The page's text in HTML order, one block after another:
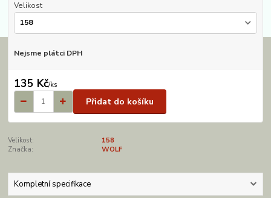
Velikost
Nejsme plátci DPH
135 Kč/ks
Přidat do košíku
Velikost:
158
Značka:
WOLF
Kompletní specifikace